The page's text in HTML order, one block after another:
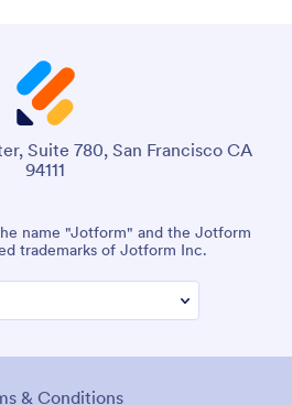
Suite 780, San Francisco CA
94111
name "Jotform" and the Jotform
trademarks of Jotform Inc.
& Conditions